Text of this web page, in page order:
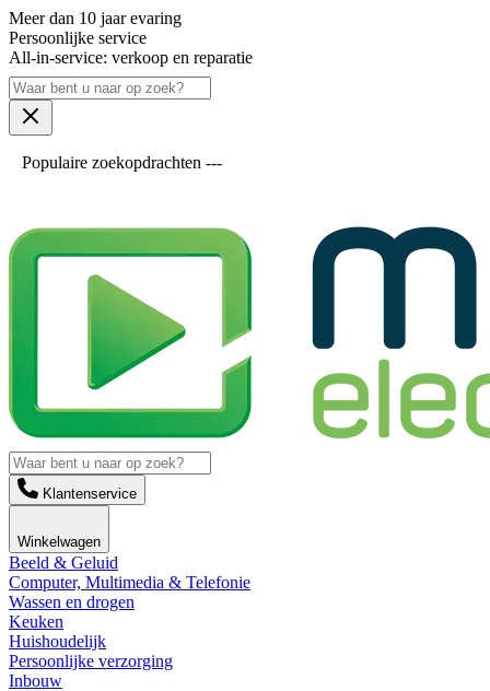
Meer dan 10 jaar evaring
Persoonlijke service
All-in-service: verkoop en reparatie
Populaire zoekopdrachten ---
Klantenservice
Winkelwagen
Beeld & Geluid
Computer, Multimedia & Telefonie
Wassen en drogen
Keuken
Huishoudelijk
Persoonlijke verzorging
Inbouw